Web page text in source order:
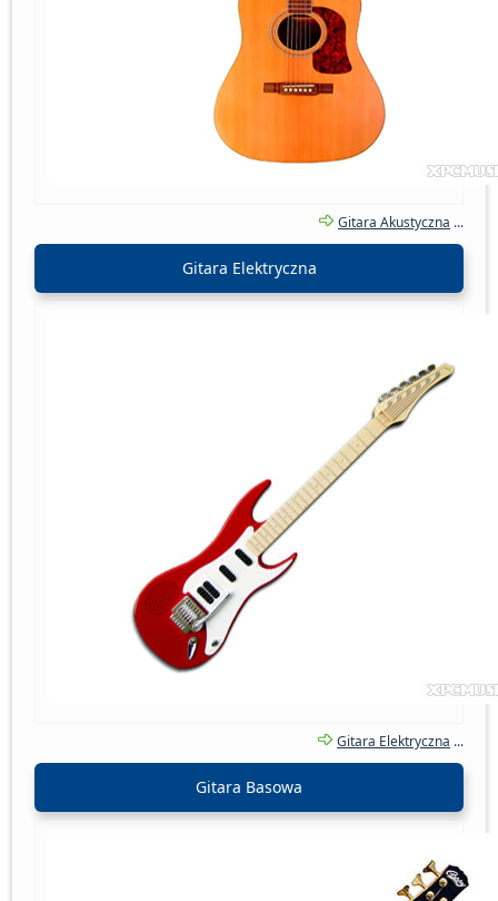
Gitara Akustyczna ...
Gitara Elektryczna
Gitara Elektryczna ...
Gitara Basowa